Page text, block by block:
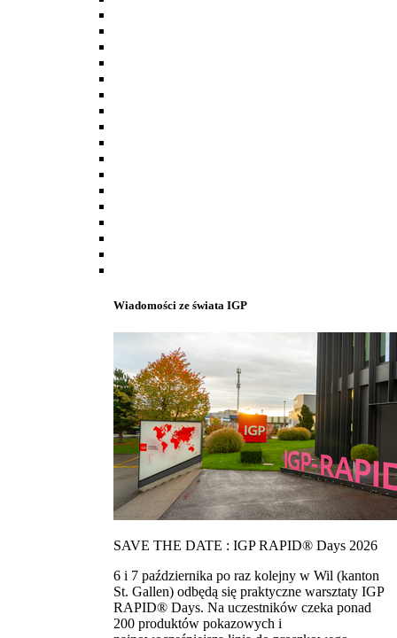
Wiadomości ze świata IGP
SAVE THE DATE : IGP RAPID® Days 2026
6 i 7 października po raz kolejny w Wil (kanton
St. Gallen) odbędą się praktyczne warsztaty IGP
RAPID® Days. Na uczestników czeka ponad
200 produktów pokazowych i